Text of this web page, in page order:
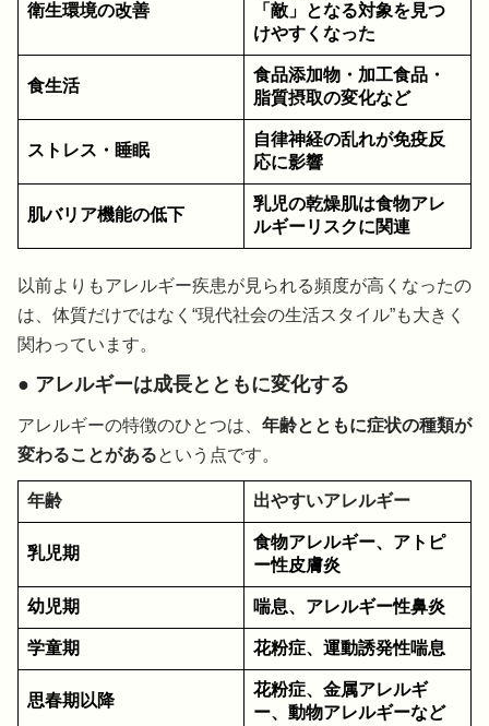
衛生環境の改善
「敵」となる対象を見つ
けやすくなった
食生活
食品添加物・加工食品・
脂質摂取の変化など
ストレス・睡眠
自律神経の乱れが免疫反
応に影響
肌バリア機能の低下
乳児の乾燥肌は食物アレ
ルギーリスクに関連
以前よりもアレルギー疾患が見られる頻度が高くなったの
は、体質だけではなく“現代社会の生活スタイル”も大きく
関わっています。
● アレルギーは成長とともに変化する
アレルギーの特徴のひとつは、 年齢とともに症状の種類が
変わることがあるという点です。
年齢 出やすいアレルギー
乳児期
食物アレルギー、アトピ
ー性皮膚炎
幼児期 喘息、アレルギー性鼻炎
学童期 花粉症、運動誘発性喘息
思春期以降
花粉症、金属アレルギ
ー、動物アレルギーなど